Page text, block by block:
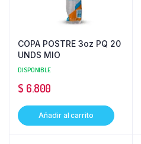
COPA POSTRE 3oz PQ 20
UNDS MIO
DISPONIBLE
$ 6.800
Añadir al carrito